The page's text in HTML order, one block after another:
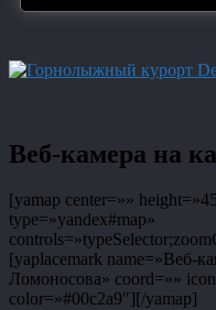
Веб-камера на
[yamap center=»»
type=»yandex#map»
[yaplacemark name=»Веб-
Ломоносова» coord=»»
color=»#00c2a9″][/yamap]